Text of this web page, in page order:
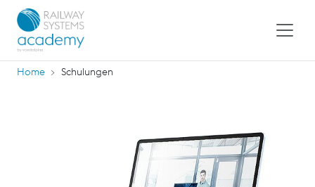
Home Schulungen